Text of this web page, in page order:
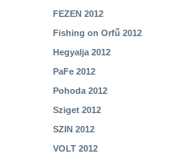
FEZEN 2012
Fishing on Orfű 2012
Hegyalja 2012
PaFe 2012
Pohoda 2012
Sziget 2012
SZIN 2012
VOLT 2012